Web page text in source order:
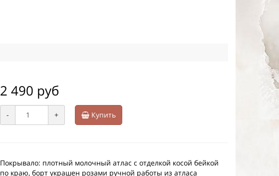
2 490 руб
- + Купить
Покрывало: плотный молочный атлас с отделкой косой бейкой
по краю, борт украшен розами ручной работы из атласа